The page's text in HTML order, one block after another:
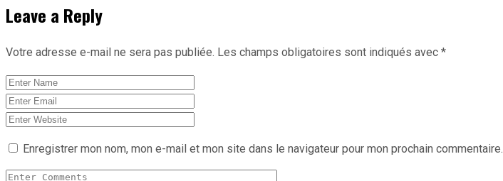
Leave a Reply
Votre adresse e-mail ne sera pas publiée. Les champs obligatoires sont indiqués avec *
Enregistrer mon nom, mon e-mail et mon site dans le navigateur pour mon prochain commentaire.